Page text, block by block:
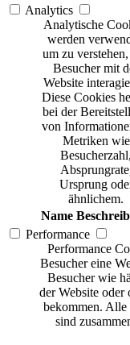
Analytics
Analytische
werden
um zu
Besucher mit
Website
Diese Cookies
bei der
von
Metriken wie
Besucherzahl,
Ursprung
ähnlichem.
Name
Performance
Performance
Besucher eine
Besucher wie
der Website oder
bekommen. Alle
sind